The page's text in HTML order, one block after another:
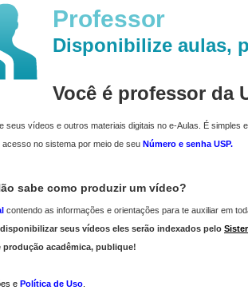
Professor
Disponibilize aulas,
Você é professor da
seus vídeos e outros materiais digitais no e-Aulas. É simples e
acesso no sistema por meio de seu Número e senha USP.
sabe como produzir um vídeo?
contendo as informações e orientações para te auxiliar em
seus vídeos eles serão indexados pelo
produção acadêmica, publique!
e Política de Uso